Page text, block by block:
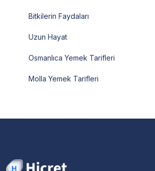
Bitkilerin Faydaları
Uzun Hayat
Osmanlıca Yemek Tarifleri
Molla Yemek Tarifleri